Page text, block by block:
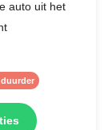
auto uit het
duurder